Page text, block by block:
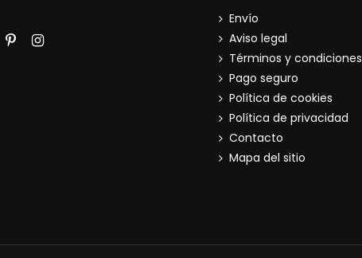
Envío
Aviso legal
Términos y condiciones
Pago seguro
Política de cookies
Política de privacidad
Contacto
Mapa del sitio